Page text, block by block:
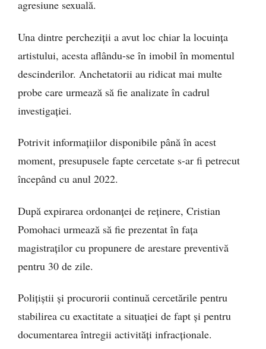
agresiune sexuală.
Una dintre percheziții a avut loc chiar la locuința
artistului, acesta aflându-se în imobil în momentul
descinderilor. Anchetatorii au ridicat mai multe
probe care urmează să fie analizate în cadrul
investigației.
Potrivit informațiilor disponibile până în acest
moment, presupusele fapte cercetate s-ar fi petrecut
începând cu anul 2022.
După expirarea ordonanței de reținere, Cristian
Pomohaci urmează să fie prezentat în fața
magistraților cu propunere de arestare preventivă
pentru 30 de zile.
Polițiștii și procurorii continuă cercetările pentru
stabilirea cu exactitate a situației de fapt și pentru
documentarea întregii activități infracționale.